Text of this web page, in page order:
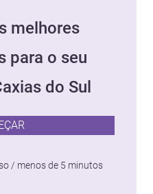
melhores
para o seu
do Sul
/ menos de 5 minutos